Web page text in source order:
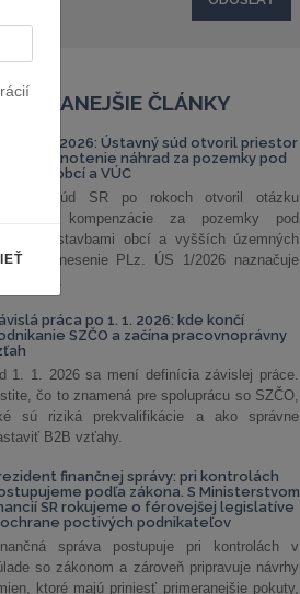
ČLÁNKY
ÚS 1/2026: Ústavný súd otvoril priestor
prehodnotenie náhrad za pozemky pod
obcí a VÚC
súd SR po rokoch otvoril otázku
kompenzácie za pozemky pod
stavbami obcí a vyšších územných
Uznesenie PLz. ÚS 1/2026 naznačuje
od...
práca po 1. 1. 2026: kde končí
SZČO a začína pracovnoprávny
1. 1. 2026 sa mení definícia závislej práce.
čo to znamená pre spoluprácu so SZČO,
sú riziká prekvalifikácie a ako správne
B2B vzťahy.
finančnej správy: pri kontrolách
podľa zákona. S Ministerstvom
SR rokujeme o férovejšej legislatíve
ochrane poctivých podnikateľov
správa postupuje pri kontrolách v
so zákonom a zároveň pripravuje návrhy
ktoré majú priniesť primeranejšie pokuty,